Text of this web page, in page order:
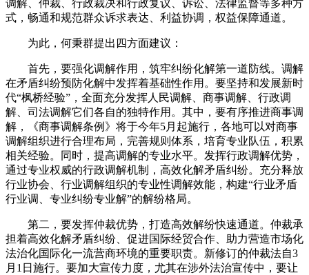
调解、仲裁、行政裁决和行政复议、诉讼、法律监督等多种方
式，畅通和规范群众诉求表达、利益协调，权益保障通道。
为此，何秉群提出四方面建议：
首先，要强化调解作用，筑牢纠纷化解第一道防线。调解
在矛盾纠纷预防化解中发挥着基础性作用。要坚持和发展新时
代“枫桥经验”，全面充分发挥人民调解、商事调解、行政调
解、司法调解它们各自的独特作用。其中，要有序推进商事调
解，《商事调解条例》将于今年5月起施行，各地可以对商事
调解组织进行合理布局，完善规则体系，培育专业队伍，积累
相关经验。同时，提高调解的专业水平。发挥行政调解优势，
通过专业权威的行政调解机制，高效化解矛盾纠纷。充分释放
行业协会、行业调解组织的专业性调解效能，构建“行业矛盾
行业调、专业纠纷专业解”的解纷格局。
第二，要发挥仲裁优势，打造高效解纷快速通道。仲裁承
担着高效化解矛盾纠纷、促进国际经贸合作、助力营造市场化
法治化国际化一流营商环境的重要职责。新修订的仲裁法自3
月1日施行。要加大宣传力度，尤其在涉外法治宣传中，要让